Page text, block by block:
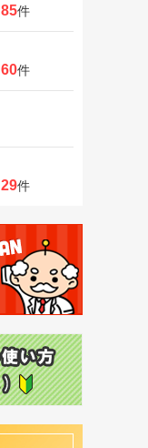
85件
60件
29件